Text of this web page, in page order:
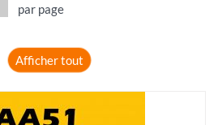
par page
Afficher tout